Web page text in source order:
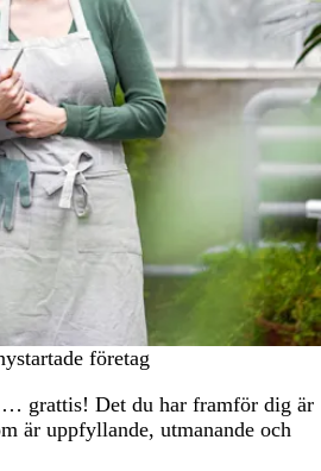
företag
grattis! Det du har framför dig är
är uppfyllande, utmanande och